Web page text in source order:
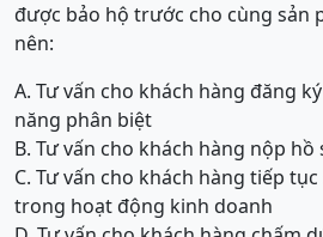
được bảo hộ trước cho cùng sản
nên:
A. Tư vấn cho khách hàng đăng
năng phân biệt
B. Tư vấn cho khách hàng nộp
C. Tư vấn cho khách hàng tiếp
trong hoạt động kinh doanh